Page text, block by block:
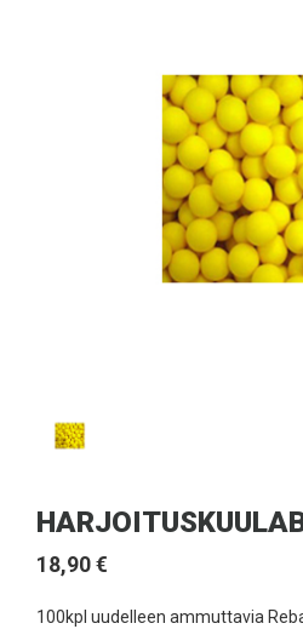
18,90 €
100kpl uudelleen ammuttavia